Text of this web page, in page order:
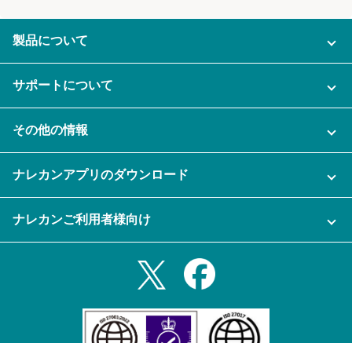
製品について
ご利用企業様の声
セキュリティ
資料をダウンロードする
メール自動転送機能
サポートについて
充実サポート
その他の情報
セミナー一覧
プライバシーポリシー
ナレカンアプリのダウンロード
Androidタブレットアプリ
ナレカンご利用者様向け